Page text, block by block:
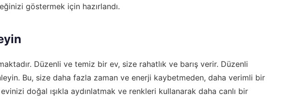
göstermek için hazırlandı.
Düzenli ve temiz bir ev, size rahatlık ve barış verir. Düzenli
Bu, size daha fazla zaman ve enerji kaybetmeden, daha verimli bir
evinizi doğal ışıkla aydınlatmak ve renkleri kullanarak daha canlı bir